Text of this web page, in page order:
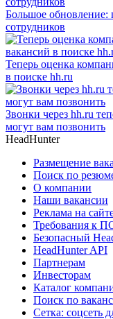
Большое обновление:
сотрудников
Теперь оценка
в поиске hh.ru
Звонки через hh.ru
могут вам позвонить
HeadHunter
Размещение
Поиск по
О компании
Наши вакансии
Реклама на
Требования к
Безопасный
HeadHunter API
Партнерам
Инвесторам
Каталог
Поиск по
Сетка: соцсеть